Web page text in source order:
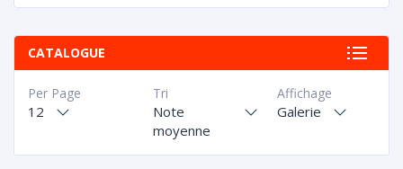
CATALOGUE
Affichage
Galerie
Tri
Note
moyenne
Per Page
12